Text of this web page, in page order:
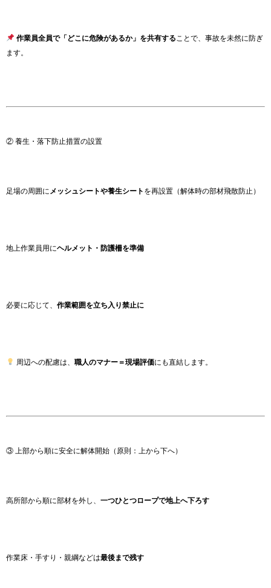
作業員全員で「どこに危険があるか」を共有することで、事故を未然に防ぎ
ます。
② 養生・落下防止措置の設置
足場の周囲にメッシュシートや養生シート を再設置（解体時の部材飛散防止）
地上作業員用にヘルメット・防護柵を準備
必要に応じて、 作業範囲を立ち入り禁止に
周辺への配慮は、 職人のマナー＝現場評価にも直結します。
③ 上部から順に安全に解体開始（原則：上から下へ）
高所部から順に部材を外し、 一つひとつロープで地上へ下ろす
作業床・手すり・親綱などは最後まで残す